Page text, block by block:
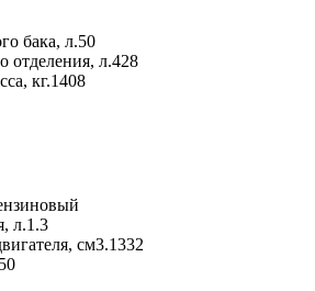
бака, л.50
отделения, л.428
кг.1408
л.1.3
см3.1332